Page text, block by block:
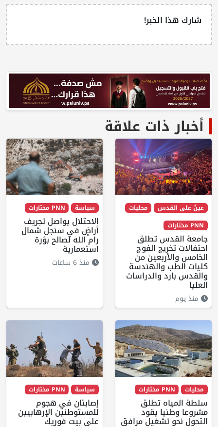
شارك هذا الخبر!
أخبار ذات علاقة
عينٌ على القدس
محليات
PNN مختارات
جامعة القدس تطلق
احتفالات تخريج الفوج
الخامس والأربعين من
كليات الطب والهندسة
والقدس بارد والدراسات
العليا
منذ يوم
سياسة PNN مختارات
الاحتلال يواصل تجريف
أراضٍ في سنجل شمال
رام الله لصالح بؤرة
استعمارية
منذ 6 ساعات
محليات PNN مختارات
سلطة المياه تطلق
مشروعا وطنيا يقود
التحول نحو تشغيل مرافق
سياسة PNN مختارات
إصابتان في هجوم
للمستوطنين الإرهابيين
على بيت فوريك